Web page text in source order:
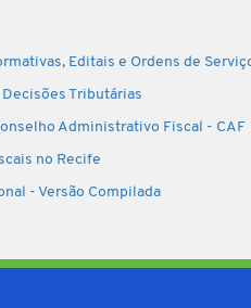
Editais e Ordens de
Tributárias
Administrativo Fiscal - CAF
no Recife
- Versão Compilada